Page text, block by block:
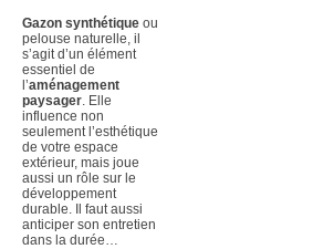
Gazon synthétique ou
pelouse naturelle, il
s’agit d’un élément
essentiel de
l’aménagement
paysager . Elle
influence non
seulement l’esthétique
de votre espace
extérieur, mais joue
aussi un rôle sur le
développement
durable. Il faut aussi
anticiper son entretien
dans la durée…